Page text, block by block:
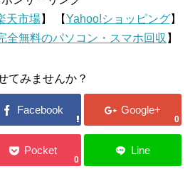
天市場】 【Yahoo!ショッピング】
全無料のパソコン・スマホ回収 】
てみませんか？
0
0